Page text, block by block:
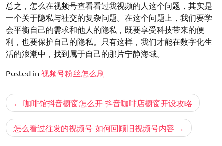
总之，怎么在视频号查看看过我视频的人这个问题，其实是
一个关于隐私与社交的复杂问题。在这个问题上，我们要学
会平衡自己的需求和他人的隐私，既要享受科技带来的便
利，也要保护自己的隐私。只有这样，我们才能在数字化生
活的浪潮中，找到属于自己的那片宁静海域。
Posted in 视频号粉丝怎么刷
文
章
导
咖啡馆抖音橱窗怎么开-抖音咖啡店橱窗开设攻略
怎么看过往发的视频号-如何回顾旧视频号内容